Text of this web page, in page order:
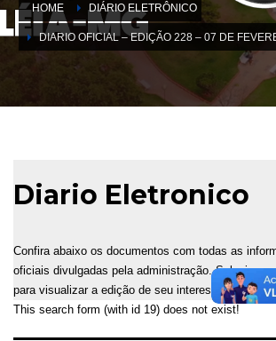
HOME DIÁRIO ELETRÔNICO
DIARIO OFICIAL – EDIÇÃO 228 – 07 DE
Diario Eletronico
Confira abaixo os documentos com todas as
oficiais divulgadas pela administração. Selecione
para visualizar a edição de seu interesse.
This search form (with id 19) does not exist!